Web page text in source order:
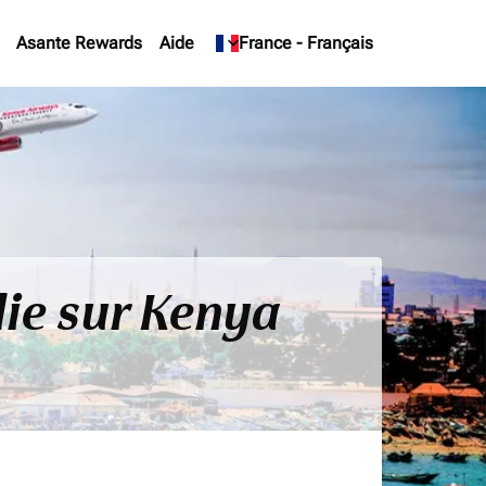
Asante Rewards Aide France - Français
keyboard_arrow_down
sur Kenya